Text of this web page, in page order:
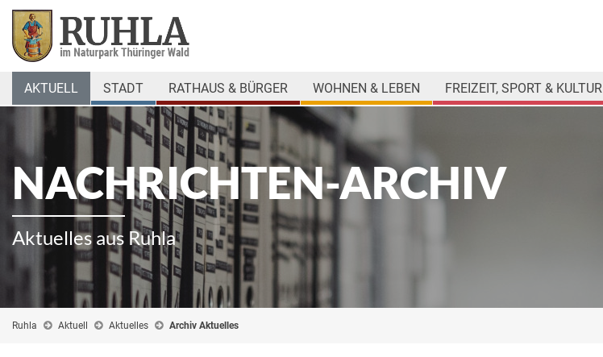
AKTUELL STADT RATHAUS & BÜRGER WOHNEN & LEBEN FREIZEIT, SPORT & KULTUR
NACHRICHTEN-ARCHIV
Aktuelles aus Ruhla
Ruhla Aktuell Aktuelles Archiv Aktuelles